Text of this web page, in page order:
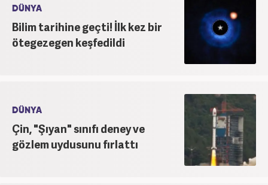
DÜNYA
Bilim tarihine geçti! İlk kez bir
ötegezegen keşfedildi
DÜNYA
Çin, "Şıyan" sınıfı deney ve
gözlem uydusunu fırlattı